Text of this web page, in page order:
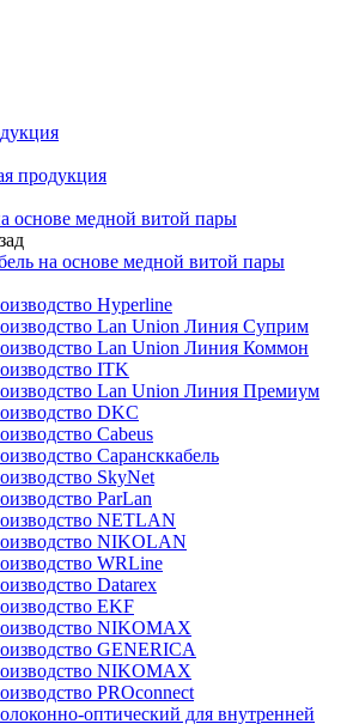
продукция
основе медной витой пары
на основе медной витой пары
Hyperline
Lan Union Линия Суприм
Lan Union Линия Коммон
ITK
Lan Union Линия Премиум
DKC
Cabeus
Сарансккабель
SkyNet
ParLan
NETLAN
NIKOLAN
WRLine
Datarex
EKF
NIKOMAX
GENERICA
NIKOMAX
PROconnect
оптический для внутренней